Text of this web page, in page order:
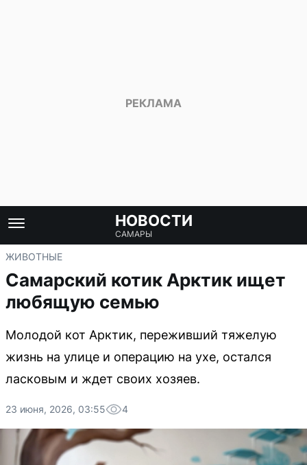
НОВОСТИ
САМАРЫ
ЖИВОТНЫЕ
Самарский котик Арктик ищет
любящую семью
Молодой кот Арктик, переживший тяжелую
жизнь на улице и операцию на ухе, остался
ласковым и ждет своих хозяев.
23 июня, 2026, 03:55 4